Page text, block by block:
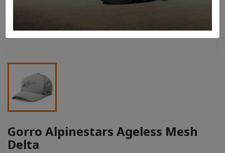
Gorro Alpinestars Ageless Mesh
Delta